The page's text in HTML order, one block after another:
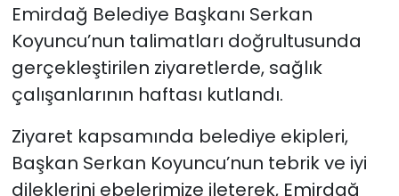
Emirdağ Belediye Başkanı Serkan
Koyuncu’nun talimatları doğrultusunda
gerçekleştirilen ziyaretlerde, sağlık
çalışanlarının haftası kutlandı.
Ziyaret kapsamında belediye ekipleri,
Başkan Serkan Koyuncu’nun tebrik ve iyi
dileklerini ebelerimize ileterek, Emirdağ